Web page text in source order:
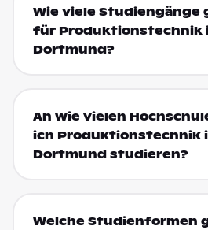
Wie viele Studiengänge
für Produktionstechnik
Dortmund?
An wie vielen
ich Produktionstechnik
Dortmund studieren?
Welche Studienformen